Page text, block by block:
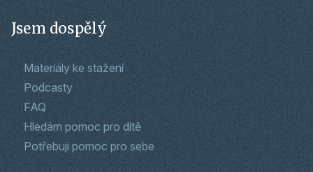
Jsem dospělý
Materiály ke stažení
Podcasty
FAQ
Hledám pomoc pro dítě
Potřebuji pomoc pro sebe